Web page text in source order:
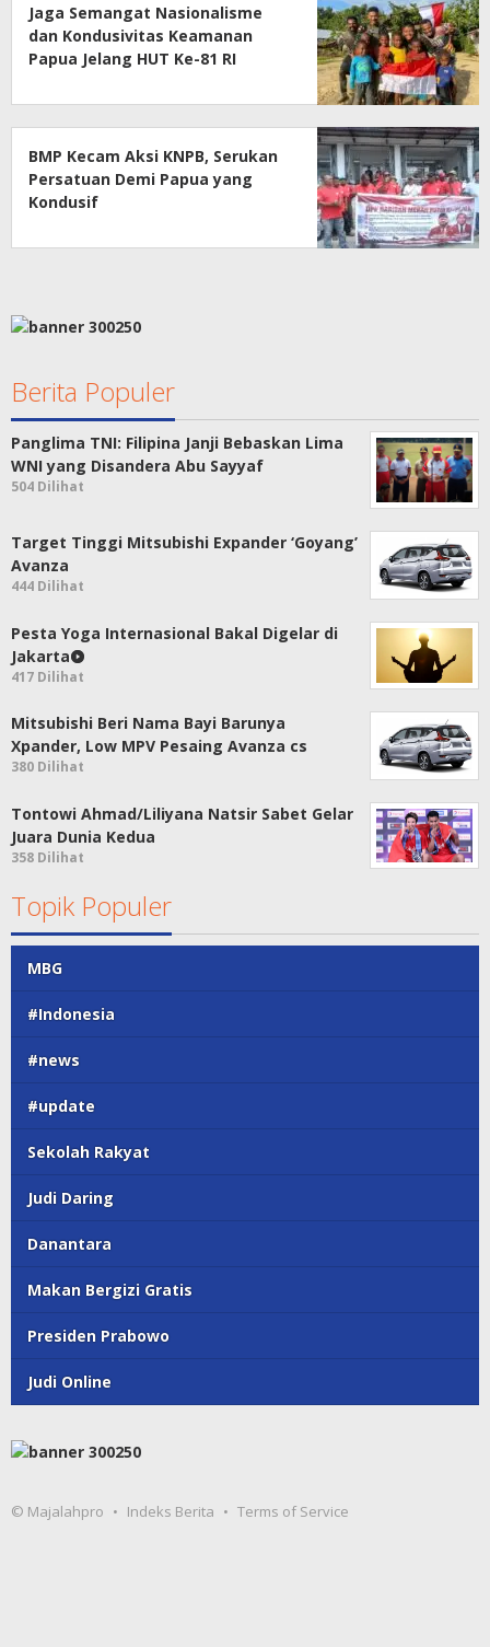
Jaga Semangat Nasionalisme
dan Kondusivitas Keamanan
Papua Jelang HUT Ke-81 RI
BMP Kecam Aksi KNPB, Serukan
Persatuan Demi Papua yang
Kondusif
Berita Populer
Panglima TNI: Filipina Janji Bebaskan Lima
WNI yang Disandera Abu Sayyaf
504 Dilihat
Target Tinggi Mitsubishi Expander ‘Goyang’
Avanza
444 Dilihat
Pesta Yoga Internasional Bakal Digelar di
Jakarta
417 Dilihat
Mitsubishi Beri Nama Bayi Barunya
Xpander, Low MPV Pesaing Avanza cs
380 Dilihat
Tontowi Ahmad/Liliyana Natsir Sabet Gelar
Juara Dunia Kedua
358 Dilihat
Topik Populer
MBG
#Indonesia
#news
#update
Sekolah Rakyat
Judi Daring
Danantara
Makan Bergizi Gratis
Presiden Prabowo
Judi Online
© Majalahpro Indeks Berita Terms of Service